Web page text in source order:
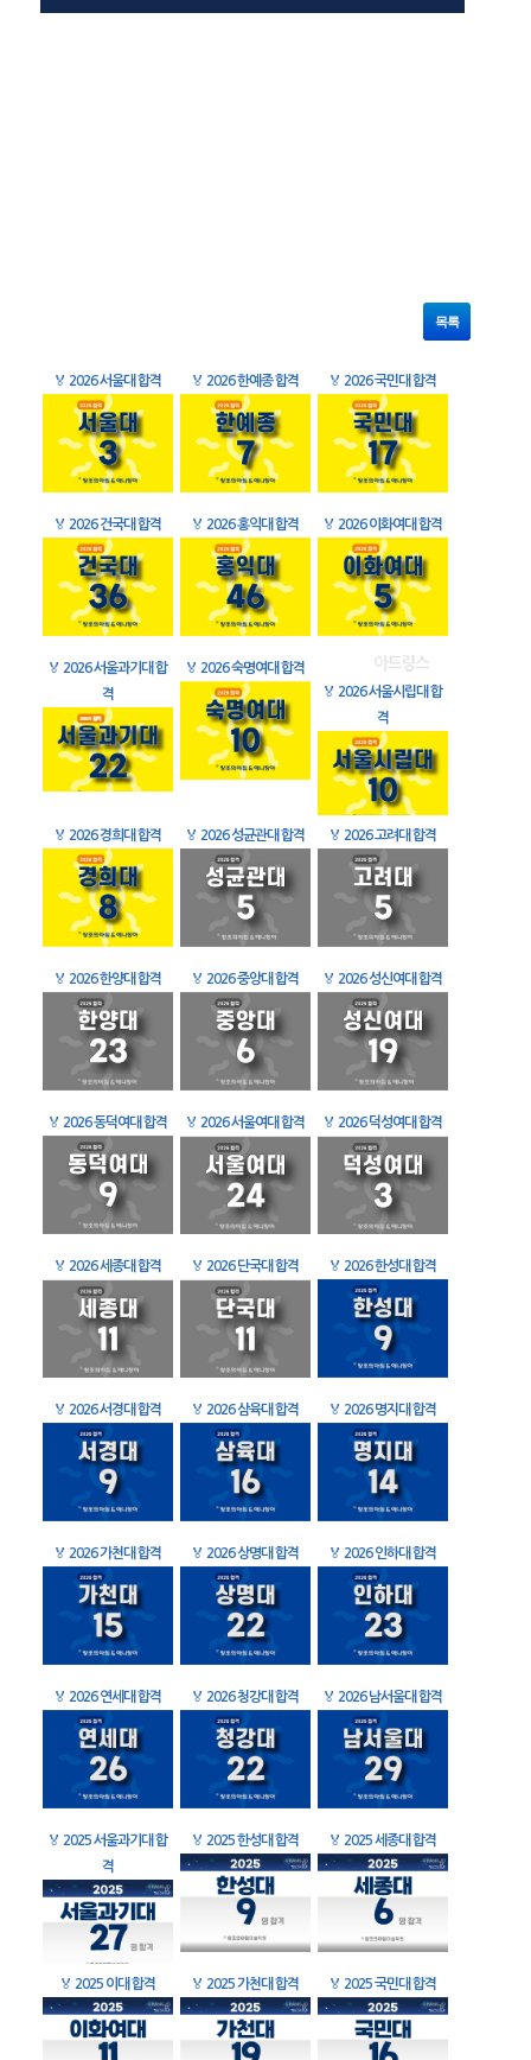
목록
🏅 2026 서울대 합격 🏅 2026 한예종 합격 🏅 2026 국민대 합격
🏅 2026 건국대 합격 🏅 2026 홍익대 합격 🏅 2026 이화여대 합격
🏅 2026 서울과기대 합
격
🏅 2026 숙명여대 합격
🏅 2026 서울시립대 합
격
🏅 2026 경희대 합격 🏅 2026 성균관대 합격 🏅 2026 고려대 합격
🏅 2026 한양대 합격 🏅 2026 중앙대 합격 🏅 2026 성신여대 합격
🏅 2026 동덕여대 합격 🏅 2026 서울여대 합격 🏅 2026 덕성여대 합격
🏅 2026 세종대 합격 🏅 2026 단국대 합격 🏅 2026 한성대 합격
🏅 2026 서경대 합격 🏅 2026 삼육대 합격 🏅 2026 명지대 합격
🏅 2026 가천대 합격 🏅 2026 상명대 합격 🏅 2026 인하대 합격
🏅 2026 연세대 합격 🏅 2026 청강대 합격 🏅 2026 남서울대 합격
🏅 2025 서울과기대 합
격
🏅 2025 한성대 합격 🏅 2025 세종대 합격
🏅 2025 이대 합격 🏅 2025 가천대 합격 🏅 2025 국민대 합격